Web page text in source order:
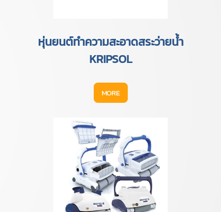
หุ่นยนต์ทำความสะอาดสระว่ายน้ำ
KRIPSOL
MORE